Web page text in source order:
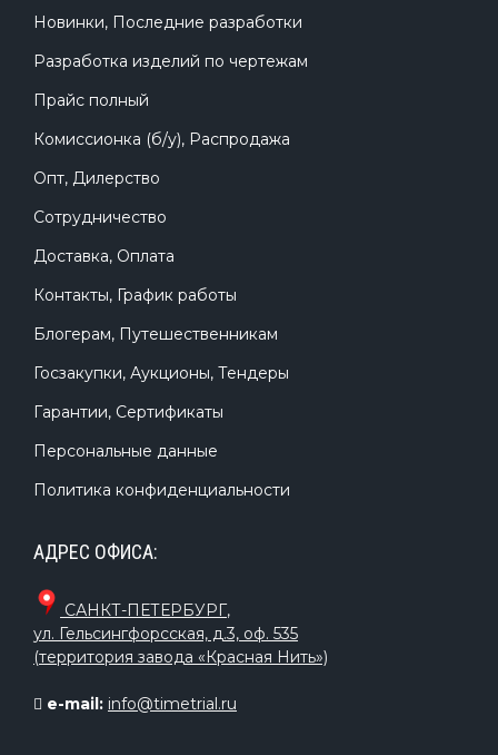
Новинки, Последние разработки
Разработка изделий по чертежам
Прайс полный
Комиссионка (б/у), Распродажа
Опт, Дилерство
Сотрудничество
Доставка, Оплата
Контакты, График работы
Блогерам, Путешественникам
Госзакупки, Аукционы, Тендеры
Гарантии, Сертификаты
Персональные данные
Политика конфиденциальности
АДРЕС ОФИСА:
САНКТ-ПЕТЕРБУРГ,
ул. Гельсингфорсская, д.3, оф. 535
(территория завода «Красная Нить»)
e-mail: info@timetrial.ru